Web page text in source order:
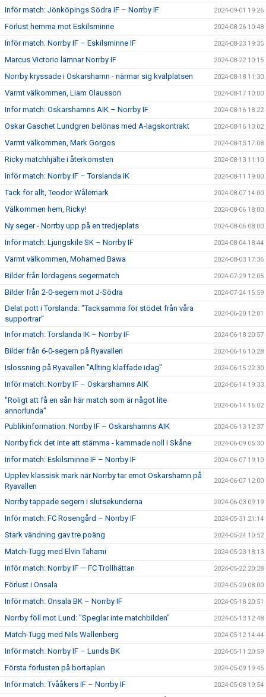
Inför match: Jönköpings Södra IF – Norrby IF 2024-09-01 19:26
Förlust hemma mot Eskilsminne 2024-08-26 10:48
Inför match: Norrby IF – Eskilsminne IF 2024-08-23 19:35
Marcus Victorio lämnar Norrby IF 2024-08-22 10:15
Norrby kryssade i Oskarshamn - närmar sig kvalplatsen 2024-08-18 11:30
Varmt välkommen, Liam Olausson 2024-08-17 10:00
Inför match: Oskarshamns AIK – Norrby IF 2024-08-16 18:22
Oskar Gaschet Lundgren belönas med A-lagskontrakt 2024-08-16 13:02
Varmt välkommen, Mark Gorgos 2024-08-13 17:08
Ricky matchhjälte i återkomsten 2024-08-13 11:10
Inför match: Norrby IF – Torslanda IK 2024-08-11 19:00
Tack för allt, Teodor Wålemark 2024-08-07 14:00
Välkommen hem, Ricky! 2024-08-06 18:00
Ny seger - Norrby upp på en tredjeplats 2024-08-06 08:00
Inför match: Ljungskile SK – Norrby IF 2024-08-04 18:44
Varmt välkommen, Mohamed Bawa 2024-08-03 17:36
Bilder från lördagens segermatch 2024-07-29 12:05
Bilder från 2-0-segern mot J-Södra 2024-07-24 15:59
Delat pott i Torslanda: "Tacksamma för stödet från våra
supportrar"
2024-06-20 12:01
Inför match: Torslanda IK – Norrby IF 2024-06-18 20:57
Bilder från 6-0-segern på Ryavallen 2024-06-16 10:28
Islossning på Ryavallen "Allting klaffade idag" 2024-06-15 22:30
Inför match: Norrby IF – Oskarshamns AIK 2024-06-14 19:33
"Roligt att få en sån här match som är något lite
annorlunda"
2024-06-14 16:02
Publikinformation: Norrby IF – Oskarshamns AIK 2024-06-13 12:37
Norrby fick det inte att stämma - kammade noll i Skåne 2024-06-09 05:30
Inför match: Eskilsminne IF – Norrby IF 2024-06-07 19:10
Upplev klassisk mark när Norrby tar emot Oskarshamn på
Ryavallen
2024-06-07 12:00
Norrby tappade segern i slutsekunderna 2024-06-03 09:19
Inför match: FC Rosengård – Norrby IF 2024-05-31 21:14
Stark vändning gav tre poäng 2024-05-24 10:52
Match-Tugg med Elvin Tahami 2024-05-23 18:13
Inför match: Norrby IF — FC Trollhättan 2024-05-22 20:28
Förlust i Onsala 2024-05-20 08:00
Inför match: Onsala BK – Norrby IF 2024-05-18 20:51
Norrby föll mot Lund: "Speglar inte matchbilden" 2024-05-13 12:48
Match-Tugg med Nils Wallenberg 2024-05-12 14:44
Inför match: Norrby IF – Lunds BK 2024-05-11 20:59
Första förlusten på bortaplan 2024-05-09 19:45
Inför match: Tvååkers IF – Norrby IF 2024-05-08 19:54